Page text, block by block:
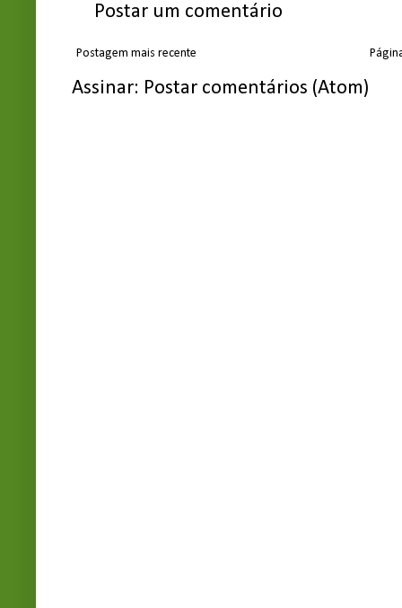
Postar um comentário
Postagem mais recente
Assinar: Postar comentários (Atom)